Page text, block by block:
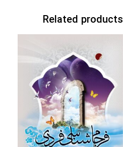
Related products